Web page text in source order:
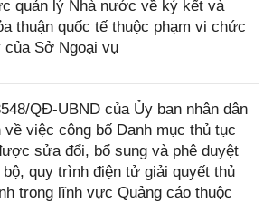
quản lý Nhà nước về ký kết và
thuận quốc tế thuộc phạm vi chức
của Sở Ngoại vụ
QĐ-UBND của Ủy ban nhân dân
về việc công bố Danh mục thủ tục
sửa đổi, bổ sung và phê duyệt
quy trình điện tử giải quyết thủ
trong lĩnh vực Quảng cáo thuộc